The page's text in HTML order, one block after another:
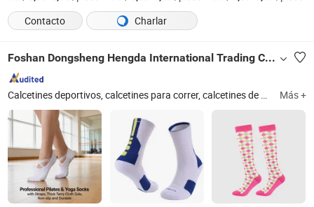
Contacto
Charlar
Foshan Dongsheng Hengda International Trading Co., Ltd
Calcetines deportivos, calcetines para correr, calcetines de baloncesto, calcetines de fútbol, calcetines de esquí, calcetines de lana, calcetines de compresión, calcetines antideslizantes, calcetines de senderismo, calcetines de yoga Más +